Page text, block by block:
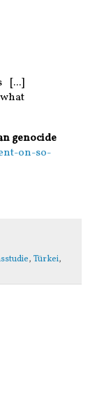
[...]
genocide
on-so-
, Türkei,